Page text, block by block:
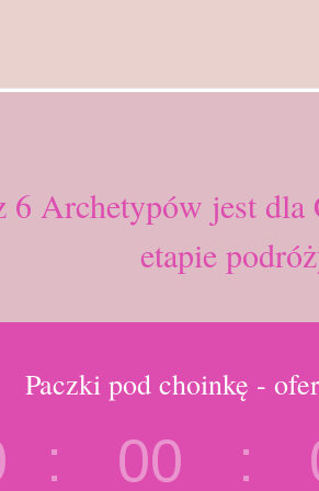
Archetypów jest dla
etapie
Paczki pod choinkę -
: 00 :